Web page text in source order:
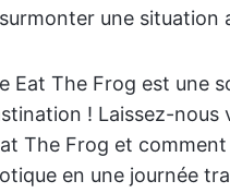
une situation
Eat The Frog est une
! Laissez-nous
The Frog et
en une journée